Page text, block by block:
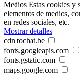
Medios Estas cookies y
elementos de medios,
en redes sociales, etc.
Mostrar detalles
cdn.tochat.be
fonts.googleapis.com
fonts.gstatic.com
maps.google.com